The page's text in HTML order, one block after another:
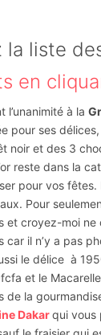
la liste
en
l’unanimité à la
pour ses
noir et des 3
reste dans la
pour vos
Pour
et croyez-moi ne
car il n’y a pas
le délice à
et le
de la
Dakarqui vous